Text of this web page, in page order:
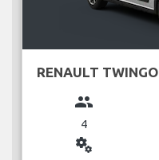
RENAULT TWINGO
group
4
miscellaneous_services